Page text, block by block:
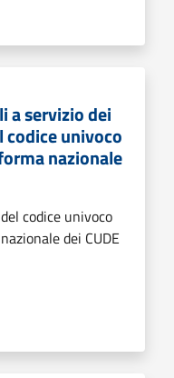
a servizio dei
univoco
nazionale
codice univoco
dei CUDE